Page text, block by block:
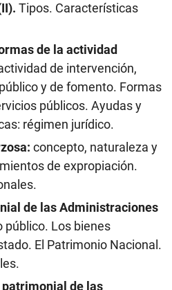
Tipos. Características
de la actividad
de intervención,
y de fomento. Formas
públicos. Ayudas y
régimen jurídico.
concepto, naturaleza y
de expropiación.
de las Administraciones
público. Los bienes
El Patrimonio Nacional.
de las